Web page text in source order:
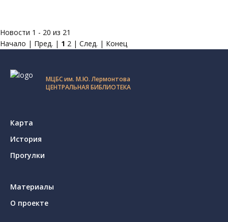
Новости 1 - 20 из 21
Начало | Пред. | 1 2 | След. | Конец
МЦБС им. М.Ю. Лермонтова
ЦЕНТРАЛЬНАЯ БИБЛИОТЕКА
Карта
История
Прогулки
Материалы
О проекте